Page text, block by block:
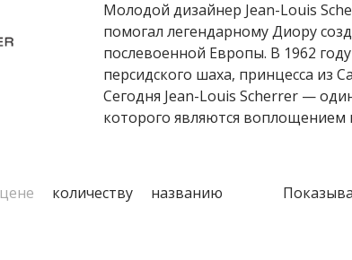
Молодой дизайнер Jean-Louis
помогал легендарному Диору
послевоенной Европы. В 1962
персидского шаха, принцесса из
Сегодня Jean-Louis Scherrer —
которого являются воплощением
цене количеству названию